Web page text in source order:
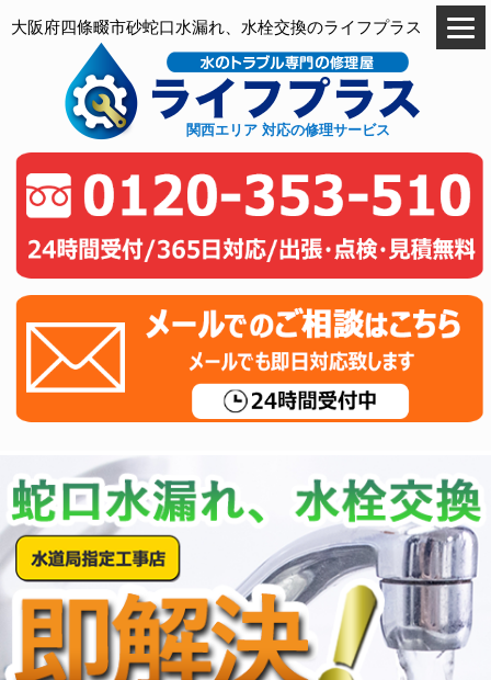
大阪府四條畷市砂蛇口水漏れ、水栓交換のライフプラス
関西エリア 対応の修理サービス